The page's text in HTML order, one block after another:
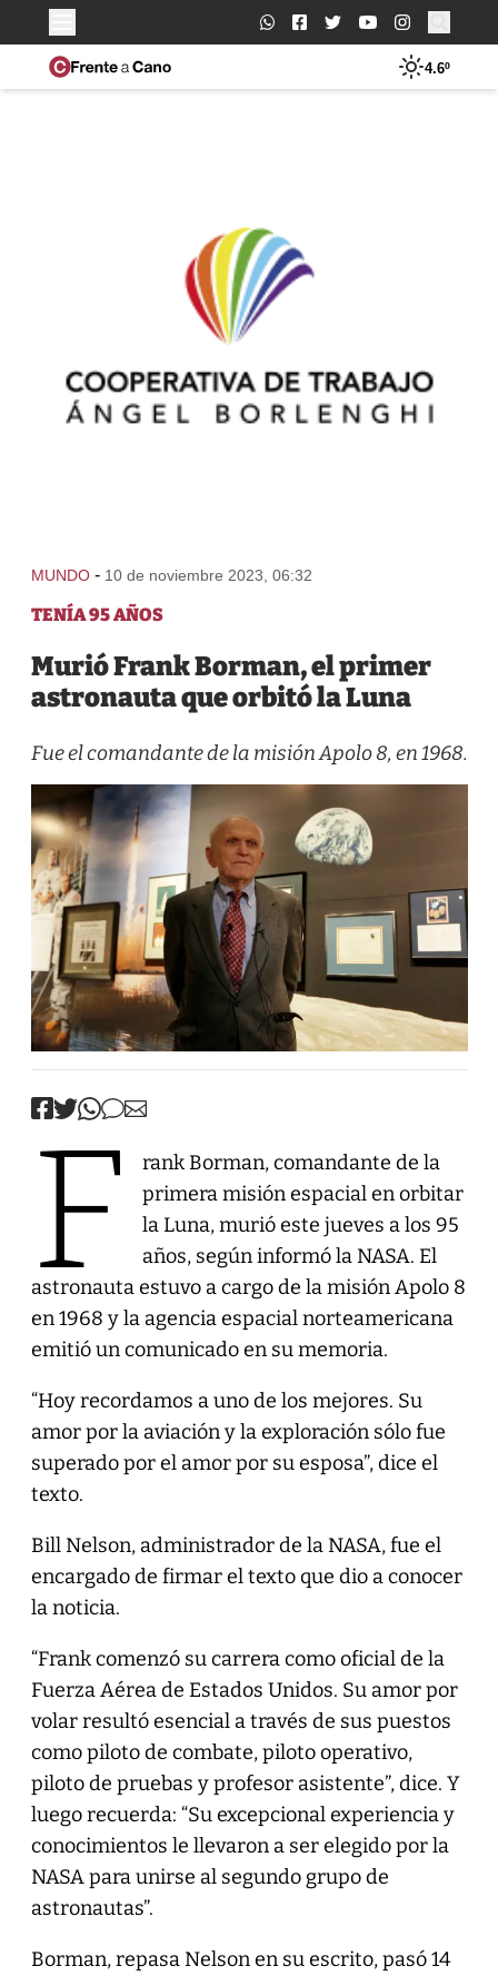
Buscar:
4.6º
MUNDO - 10 de noviembre 2023, 06:32
TENÍA 95 AÑOS
Murió Frank Borman, el primer
astronauta que orbitó la Luna
Fue el comandante de la misión Apolo 8, en 1968.
F
rank Borman, comandante de la
primera misión espacial en orbitar
la Luna, murió este jueves a los 95
años, según informó la NASA. El
astronauta estuvo a cargo de la misión Apolo 8
en 1968 y la agencia espacial norteamericana
emitió un comunicado en su memoria.
“Hoy recordamos a uno de los mejores. Su
amor por la aviación y la exploración sólo fue
superado por el amor por su esposa”, dice el
texto.
Bill Nelson, administrador de la NASA, fue el
encargado de firmar el texto que dio a conocer
la noticia.
“Frank comenzó su carrera como oficial de la
Fuerza Aérea de Estados Unidos. Su amor por
volar resultó esencial a través de sus puestos
como piloto de combate, piloto operativo,
piloto de pruebas y profesor asistente”, dice. Y
luego recuerda: “Su excepcional experiencia y
conocimientos le llevaron a ser elegido por la
NASA para unirse al segundo grupo de
astronautas”.
Borman, repasa Nelson en su escrito, pasó 14